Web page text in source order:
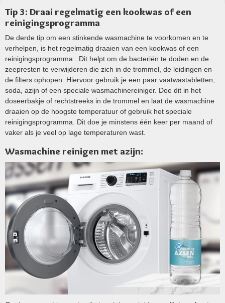
Tip 3: Draai regelmatig een kookwas of een
reinigingsprogramma
De derde tip om een stinkende wasmachine te voorkomen en te
verhelpen, is het regelmatig draaien van een kookwas of een
reinigingsprogramma . Dit helpt om de bacteriën te doden en de
zeepresten te verwijderen die zich in de trommel, de leidingen en
de filters ophopen. Hiervoor gebruik je een paar vaatwastabletten,
soda, azijn of een speciale wasmachinereiniger. Doe dit in het
doseerbakje of rechtstreeks in de trommel en laat de wasmachine
draaien op de hoogste temperatuur of gebruik het speciale
reinigingsprogramma. Dit doe je minstens één keer per maand of
vaker als je veel op lage temperaturen wast.
Wasmachine reinigen met azijn: